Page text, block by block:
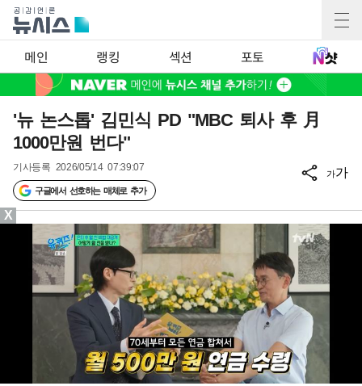
메인 랭킹 섹션 포토
'뉴 논스톱' 김민식 PD "MBC 퇴사 후 月
1000만원 번다"
기사등록 2026/05/14 07:39:07
구글에서 선호하는 매체로 추가
가가
X